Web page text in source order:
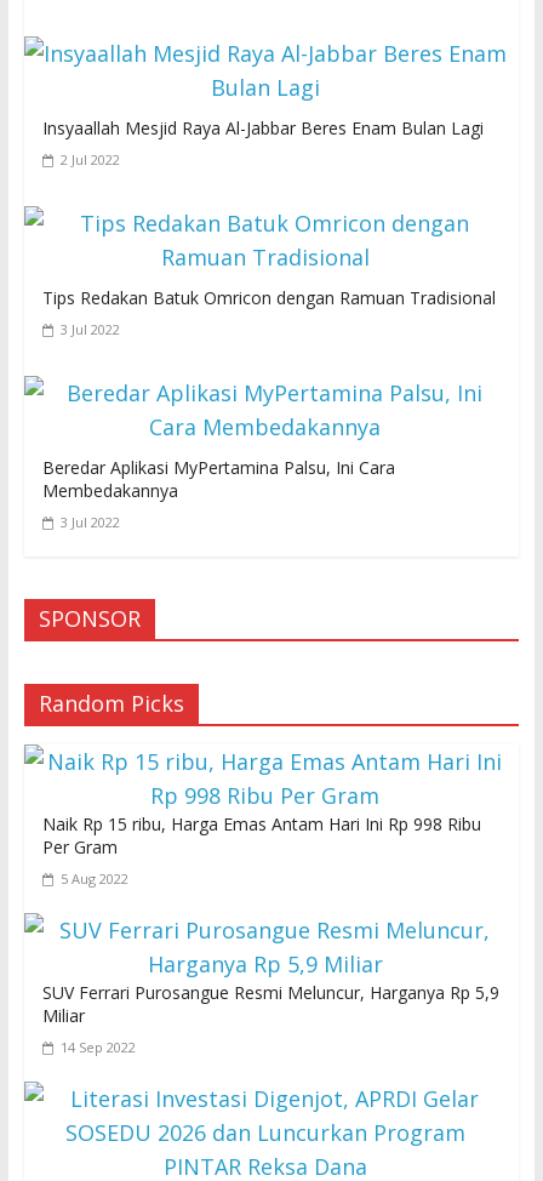
Insyaallah Mesjid Raya Al-Jabbar Beres Enam Bulan Lagi
2 Jul 2022
Tips Redakan Batuk Omricon dengan Ramuan Tradisional
3 Jul 2022
Beredar Aplikasi MyPertamina Palsu, Ini Cara
Membedakannya
3 Jul 2022
SPONSOR
Random Picks
Naik Rp 15 ribu, Harga Emas Antam Hari Ini Rp 998 Ribu
Per Gram
5 Aug 2022
SUV Ferrari Purosangue Resmi Meluncur, Harganya Rp 5,9
Miliar
14 Sep 2022